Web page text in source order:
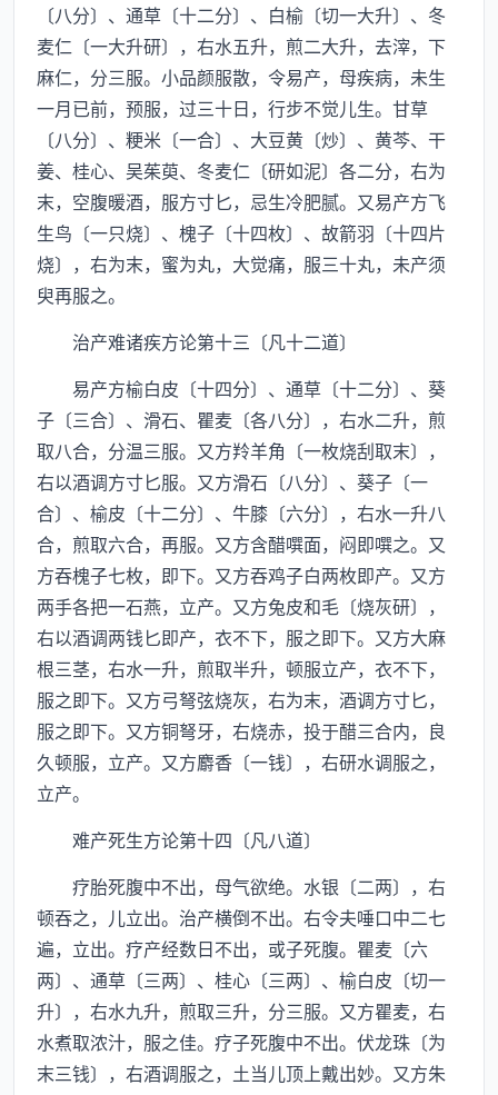
〔八分〕、通草〔十二分〕、白榆〔切一大升〕、冬
麦仁〔一大升研〕，右水五升，煎二大升，去滓，下
麻仁，分三服。小品颜服散，令易产，母疾病，未生
一月已前，预服，过三十日，行步不觉儿生。甘草
〔八分〕、粳米〔一合〕、大豆黄〔炒〕、黄芩、干
姜、桂心、吴茱萸、冬麦仁〔研如泥〕各二分，右为
末，空腹暖酒，服方寸匕，忌生冷肥腻。又易产方飞
生鸟〔一只烧〕、槐子〔十四枚〕、故箭羽〔十四片
烧〕，右为末，蜜为丸，大觉痛，服三十丸，未产须
臾再服之。
治产难诸疾方论第十三〔凡十二道〕
易产方榆白皮〔十四分〕、通草〔十二分〕、葵
子〔三合〕、滑石、瞿麦〔各八分〕，右水二升，煎
取八合，分温三服。又方羚羊角〔一枚烧刮取末〕，
右以酒调方寸匕服。又方滑石〔八分〕、葵子〔一
合〕、榆皮〔十二分〕、牛膝〔六分〕，右水一升八
合，煎取六合，再服。又方含醋噀面，闷即噀之。又
方吞槐子七枚，即下。又方吞鸡子白两枚即产。又方
两手各把一石燕，立产。又方兔皮和毛〔烧灰研〕，
右以酒调两钱匕即产，衣不下，服之即下。又方大麻
根三茎，右水一升，煎取半升，顿服立产，衣不下，
服之即下。又方弓弩弦烧灰，右为末，酒调方寸匕，
服之即下。又方铜弩牙，右烧赤，投于醋三合内，良
久顿服，立产。又方麝香〔一钱〕，右研水调服之，
立产。
难产死生方论第十四〔凡八道〕
疗胎死腹中不出，母气欲绝。水银〔二两〕，右
顿吞之，儿立出。治产横倒不出。右令夫唾口中二七
遍，立出。疗产经数日不出，或子死腹。瞿麦〔六
两〕、通草〔三两〕、桂心〔三两〕、榆白皮〔切一
升〕，右水九升，煎取三升，分三服。又方瞿麦，右
水煮取浓汁，服之佳。疗子死腹中不出。伏龙珠〔为
末三钱〕，右酒调服之，土当儿顶上戴出妙。又方朱